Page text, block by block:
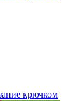
крючком